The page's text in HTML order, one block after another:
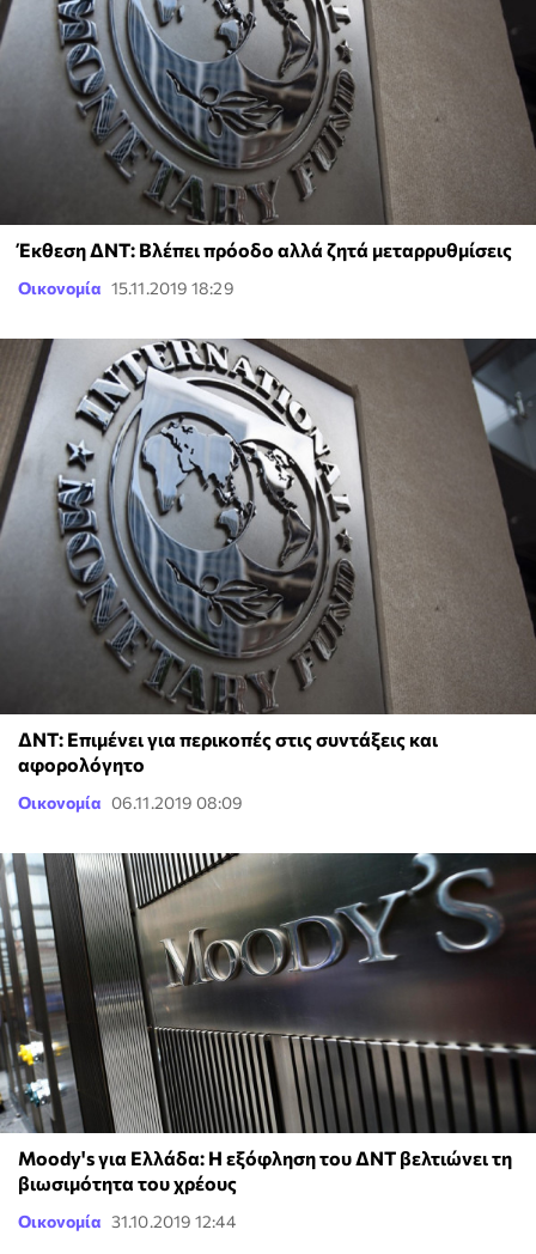
Έκθεση ΔΝΤ: Βλέπει πρόοδο αλλά ζητά μεταρρυθμίσεις
Οικονομία 15.11.2019 18:29
ΔΝΤ: Επιμένει για περικοπές στις συντάξεις και
αφορολόγητο
Οικονομία 06.11.2019 08:09
Moody's για Ελλάδα: Η εξόφληση του ΔΝΤ βελτιώνει τη
βιωσιμότητα του χρέους
Οικονομία 31.10.2019 12:44